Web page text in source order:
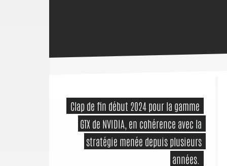
GTX de NVIDIA, en cohérence avec la
stratégie menée depuis plusieurs
années.